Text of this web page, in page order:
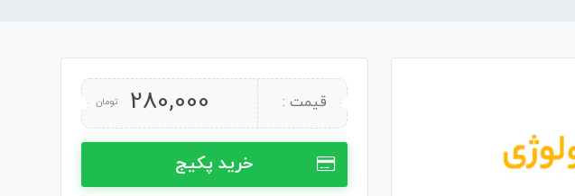
قیمت : 280,000 تومان
خرید پکیج